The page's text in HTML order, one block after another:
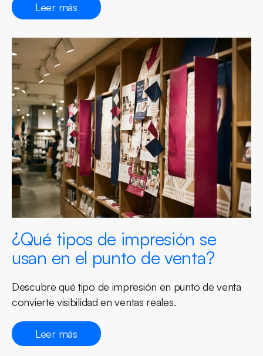
Leer más
¿Qué tipos de impresión se
usan en el punto de venta?
Descubre qué tipo de impresión en punto de venta
convierte visibilidad en ventas reales.
Leer más